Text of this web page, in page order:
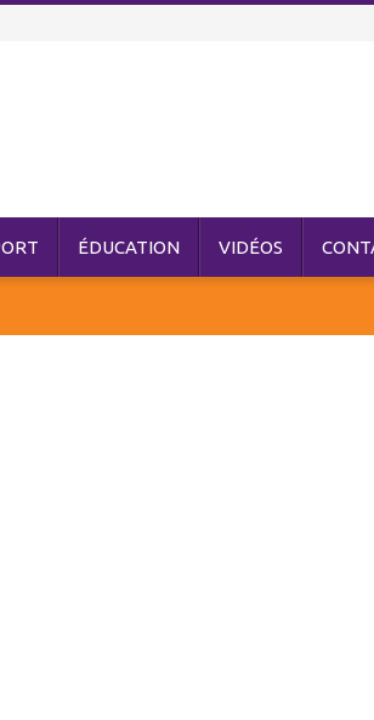
ÉDUCATION VIDÉOS